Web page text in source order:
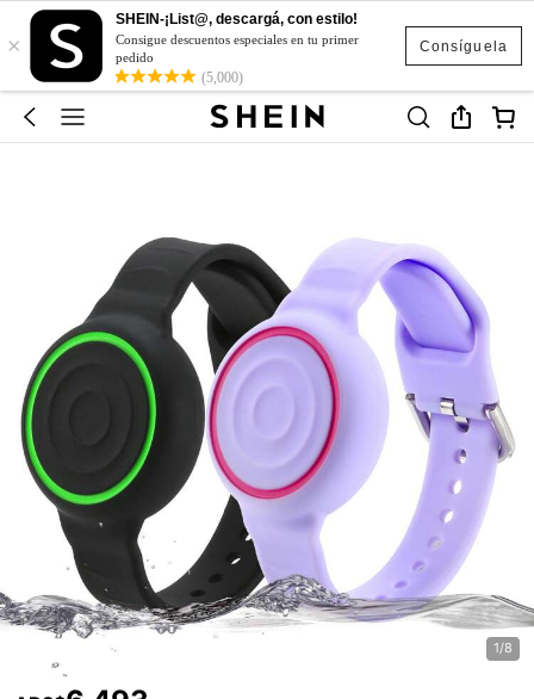
Consíguela
×
SHEIN-¡List@, descargá, con estilo!
Consigue descuentos especiales en tu primer
pedido
(5,000)
1/8